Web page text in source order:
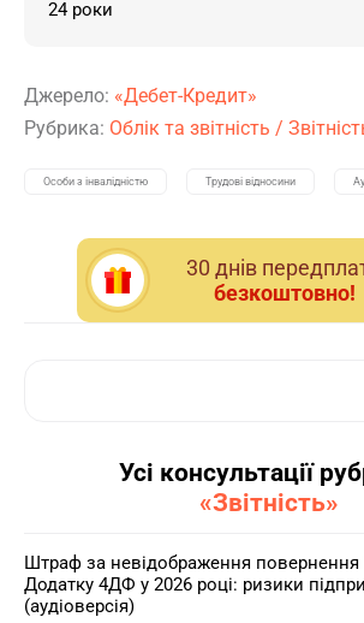
24 роки
Джерело: «Дебет-Кредит»
Рубрика: Облік та звітність /
Особи з інвалідністю Трудові відносини
30 днiв
безкоштовно!
Усі консультації
«Звітність»
Штраф за невідображення
Додатку 4ДФ у 2026 році: ризики
(аудіоверсія)